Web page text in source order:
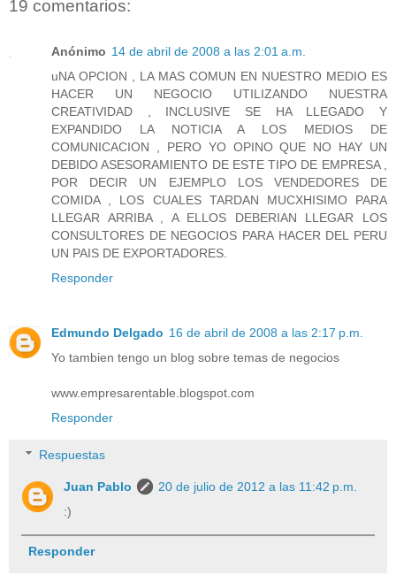
19 comentarios:
Anónimo 14 de abril de 2008 a las 2:01 a.m.
uNA OPCION , LA MAS COMUN EN NUESTRO MEDIO ES
HACER UN NEGOCIO UTILIZANDO NUESTRA
CREATIVIDAD , INCLUSIVE SE HA LLEGADO Y
EXPANDIDO LA NOTICIA A LOS MEDIOS DE
COMUNICACION , PERO YO OPINO QUE NO HAY UN
DEBIDO ASESORAMIENTO DE ESTE TIPO DE EMPRESA ,
POR DECIR UN EJEMPLO LOS VENDEDORES DE
COMIDA , LOS CUALES TARDAN MUCXHISIMO PARA
LLEGAR ARRIBA , A ELLOS DEBERIAN LLEGAR LOS
CONSULTORES DE NEGOCIOS PARA HACER DEL PERU
UN PAIS DE EXPORTADORES.
Responder
Edmundo Delgado 16 de abril de 2008 a las 2:17 p.m.
Yo tambien tengo un blog sobre temas de negocios
www.empresarentable.blogspot.com
Responder
Respuestas
Juan Pablo
20 de julio de 2012 a las 11:42 p.m.
:)
Responder